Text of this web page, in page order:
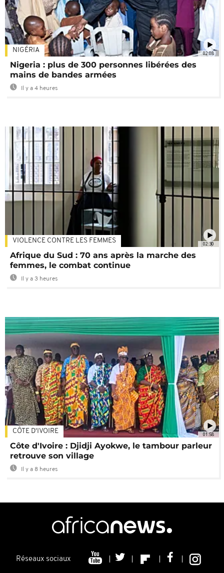
02:08
NIGÉRIA
Nigeria : plus de 300 personnes libérées des
mains de bandes armées
Il y a 4 heures
02:30
VIOLENCE CONTRE LES FEMMES
Afrique du Sud : 70 ans après la marche des
femmes, le combat continue
Il y a 3 heures
01:58
CÔTE D'IVOIRE
Côte d'Ivoire : Djidji Ayokwe, le tambour parleur
retrouve son village
Il y a 8 heures
Réseaux sociaux